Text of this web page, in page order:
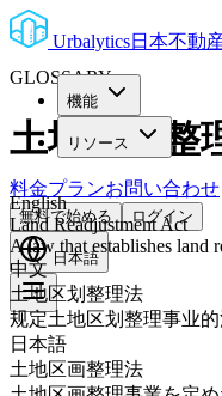
Urbalytics日本不動
機能
リソース
料金プランお問い合わせ
無料で始める ログイン
日本語
GLOSSARY
土地区画整
English
Land Readjustment Act
A law that establishes land
中文
土地区划整理法
规定土地区划整理事业的
日本語
土地区画整理法